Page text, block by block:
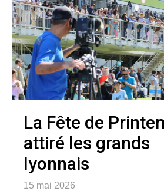
La Fête de
attiré les grands
lyonnais
15 mai 2026